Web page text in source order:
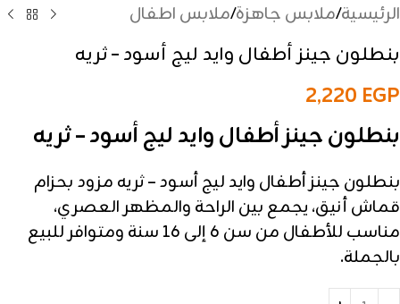
الرئيسية/ملابس جاهزة/ملابس اطفال
بنطلون جينز أطفال وايد ليج أسود – ثريه
2,220 EGP
بنطلون جينز أطفال وايد ليج أسود – ثريه
بنطلون جينز أطفال وايد ليج أسود – ثريه مزود بحزام
قماش أنيق، يجمع بين الراحة والمظهر العصري،
مناسب للأطفال من سن 6 إلى 16 سنة ومتوافر للبيع
بالجملة.